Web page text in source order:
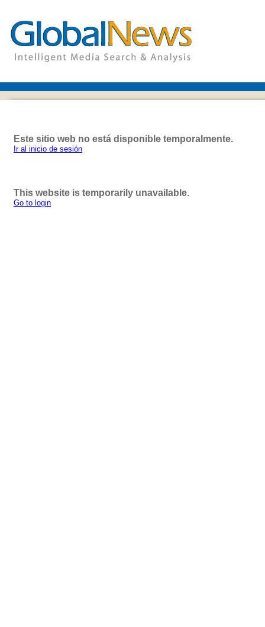
Este sitio web no está disponible temporalmente.
Ir al inicio de sesión
This website is temporarily unavailable.
Go to login